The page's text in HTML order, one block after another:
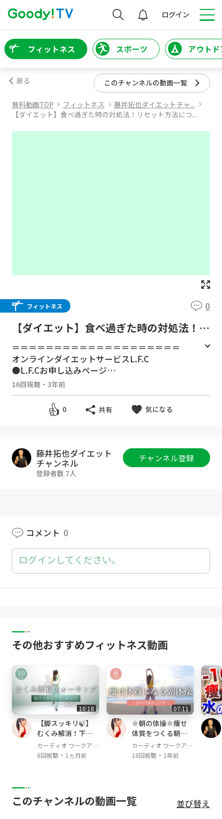
検索 ログイン
フィットネス スポーツ アウトド
戻る このチャンネルの動画一覧
無料動画TOP フィットネス
藤井拓也ダイエットチャ...
【ダイエット】食べ過ぎた時の対処法！リセット方法につ...
フィットネス 0
【ダイエット】食べ過ぎた時の対処法！リ
セット方法について解説。翌日の食事を抜
くのは間違いです！
＝＝＝＝＝＝＝＝＝＝＝＝＝＝＝＝＝＝＝＝
オンラインダイエットサービスL.F.C
●L.F.Cお申し込みページ
https://archive.fujii-fitness.com/LFC/nwfbs
k/
●L.F.C公式サイト
●L.F.Cとは？
https://youtu.be/wuQp8WNO4I8
https://ftakuya.official.ec/
●藤井拓也ツイッター
https://twitter.com/Fujii_Takuya
●藤井公式LINE
●藤井拓也セカンドチャンネル
QhzR13he82iUhoMmaw
●インスタ
https://www.instagram.com/taku0241/
※現在、毎週木曜21時〜22時
筋トレ・ダイエット相談YouTubeライブを行っ
ています！
だれでも参加でき、いただいた質問や相談に何
＝＝＝＝＝＝＝＝＝＝＝＝＝＝＝＝＝＝＝＝
16回視聴 ・ 3年前
0 共有 気になる
藤井拓也ダイエット
チャンネル
登録者数 7人
チャンネル登録
コメント 0
ログインしてください。
その他おすすめフィットネス動画
10:18
【脚スッキリ🍃】
むくみ解消！下半
身の巡りを整える
室内ウォーキング
カーディオ ワークアウ
ト / Cardio Workout
6回視聴・ 1ヵ月前
07:11
🌞朝の体操🌞痩せ
体質をつくる朝習
慣！朝のやさしい
体操で代謝を上げ
カーディオ ワークアウ
ト / Cardio Workout
18回視聴・ 1年前
このチャンネルの動画一覧 並び替え